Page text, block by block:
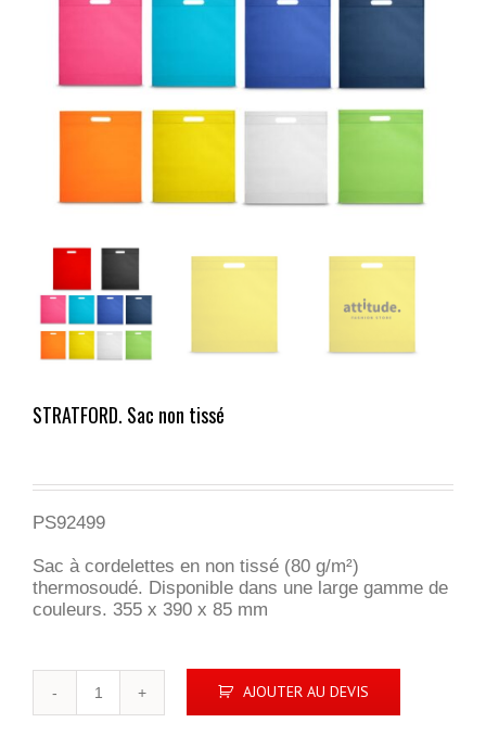
STRATFORD. Sac non tissé
PS92499
Sac à cordelettes en non tissé (80 g/m²)
thermosoudé. Disponible dans une large gamme de
couleurs. 355 x 390 x 85 mm
AJOUTER AU DEVIS